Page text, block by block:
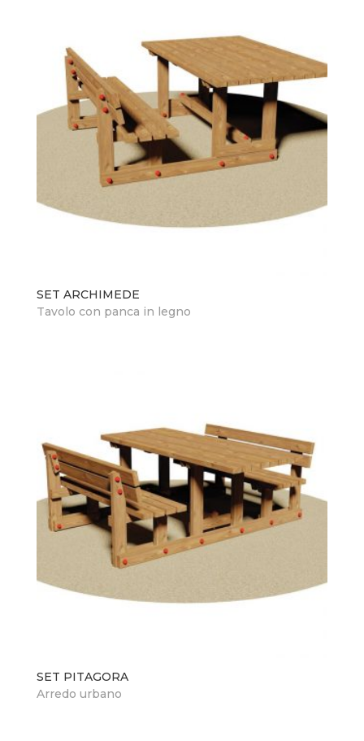
SET ARCHIMEDE
Tavolo con panca in legno
SET PITAGORA
Arredo urbano